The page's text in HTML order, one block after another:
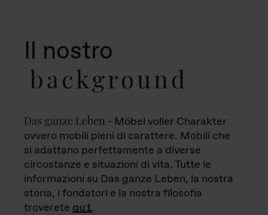
Il nostro
background
Das ganze Leben - Möbel voller Charakter
ovvero mobili pieni di carattere. Mobili che
si adattano perfettamente a diverse
circostanze e situazioni di vita. Tutte le
informazioni su Das ganze Leben, la nostra
storia, i fondatori e la nostra filosofia
troverete qui.